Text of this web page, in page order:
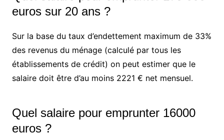
euros sur 20 ans ?
Sur la base du taux d’endettement maximum de 33%
des revenus du ménage (calculé par tous les
établissements de crédit) on peut estimer que le
salaire doit être d’au moins 2221 € net mensuel.
Quel salaire pour emprunter 16000
euros ?